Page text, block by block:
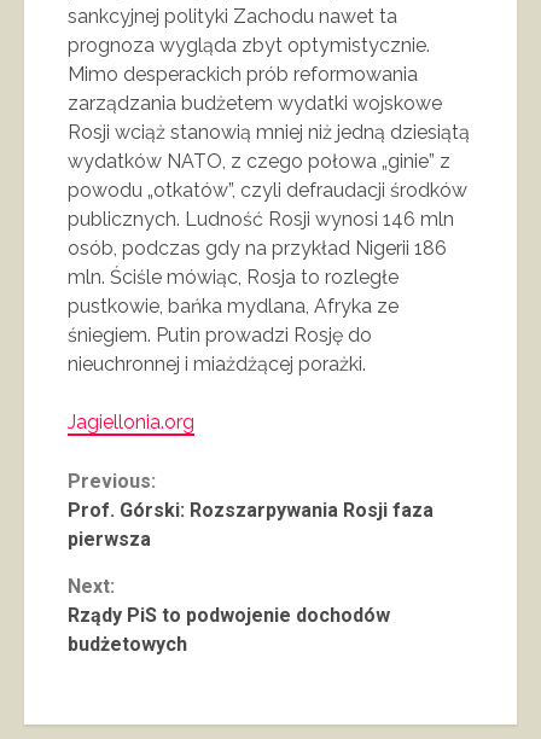
sankcyjnej polityki Zachodu nawet ta
prognoza wygląda zbyt optymistycznie.
Mimo desperackich prób reformowania
zarządzania budżetem wydatki wojskowe
Rosji wciąż stanowią mniej niż jedną dziesiątą
wydatków NATO, z czego połowa „ginie” z
powodu „otkatów”, czyli defraudacji środków
publicznych. Ludność Rosji wynosi 146 mln
osób, podczas gdy na przykład Nigerii 186
mln. Ściśle mówiąc, Rosja to rozległe
pustkowie, bańka mydlana, Afryka ze
śniegiem. Putin prowadzi Rosję do
nieuchronnej i miażdżącej porażki.
Jagiellonia.org
Continue
Reading
Previous:
Prof. Górski: Rozszarpywania Rosji faza
pierwsza
Next:
Rządy PiS to podwojenie dochodów
budżetowych